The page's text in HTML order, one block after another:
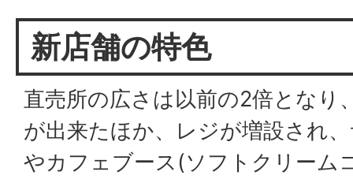
新店舗の特色
直売所の広さは以前の2倍となり
が出来たほか、レジが増設され
やカフェブース(ソフトクリーム